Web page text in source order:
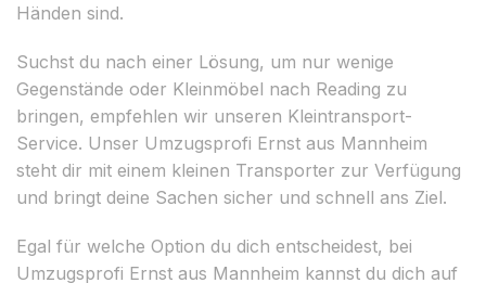
Händen sind.
Suchst du nach einer Lösung, um nur wenige
Gegenstände oder Kleinmöbel nach Reading zu
bringen, empfehlen wir unseren Kleintransport-
Service. Unser Umzugsprofi Ernst aus Mannheim
steht dir mit einem kleinen Transporter zur Verfügung
und bringt deine Sachen sicher und schnell ans Ziel.
Egal für welche Option du dich entscheidest, bei
Umzugsprofi Ernst aus Mannheim kannst du dich auf